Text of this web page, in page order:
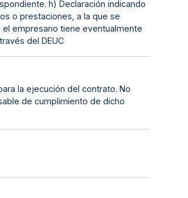
h) Declaración indicando
o prestaciones, a la que se
empresario tiene eventualmente
del DEUC
la ejecución del contrato. No
de cumplimiento de dicho